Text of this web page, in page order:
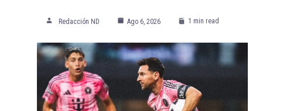
Redacción ND Ago 6, 2026 1 min read